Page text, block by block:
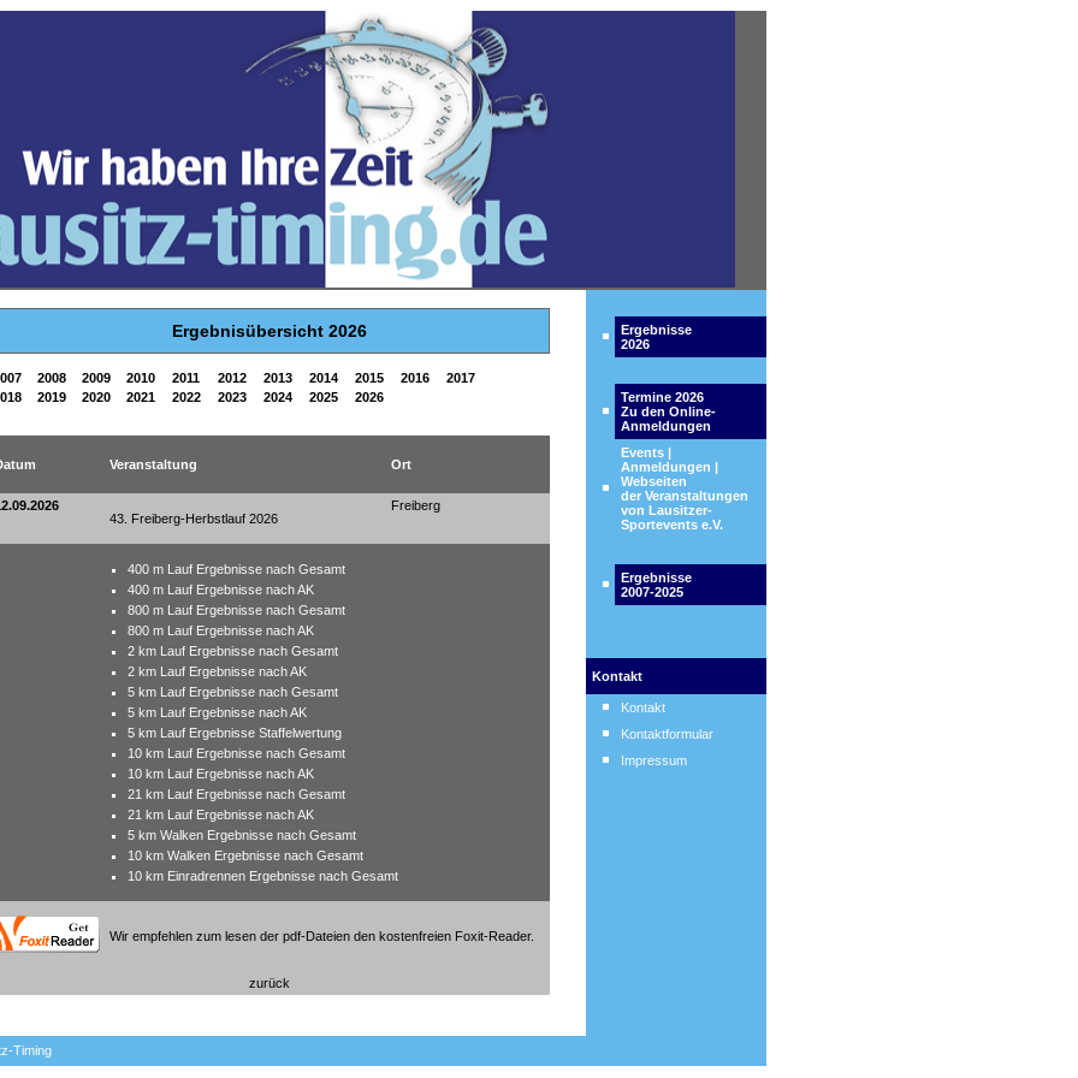
Ergebnisübersicht 2026
2008 2009 2010 2011 2012 2013 2014 2015 2016
2017
2019 2020 2021 2022 2023 2024 2025 2026
Veranstaltung Ort
43. Freiberg-Herbstlauf 2026
Freiberg
400 m Lauf Ergebnisse nach Gesamt
400 m Lauf Ergebnisse nach AK
800 m Lauf Ergebnisse nach Gesamt
800 m Lauf Ergebnisse nach AK
2 km Lauf Ergebnisse nach Gesamt
2 km Lauf Ergebnisse nach AK
5 km Lauf Ergebnisse nach Gesamt
5 km Lauf Ergebnisse nach AK
5 km Lauf Ergebnisse Staffelwertung
10 km Lauf Ergebnisse nach Gesamt
10 km Lauf Ergebnisse nach AK
21 km Lauf Ergebnisse nach Gesamt
21 km Lauf Ergebnisse nach AK
5 km Walken Ergebnisse nach Gesamt
10 km Walken Ergebnisse nach Gesamt
10 km Einradrennen Ergebnisse nach Gesamt
Wir empfehlen zum lesen der pdf-Dateien den kostenfreien Foxit-Reader.
zurück
Ergebnisse
2026
Termine 2026
Zu den Online-
Anmeldungen
Events |
Anmeldungen |
Webseiten
der Veranstaltungen
von Lausitzer-
Sportevents e.V.
Ergebnisse
2007-2025
Kontakt
Kontakt
Kontaktformular
Impressum
Timing